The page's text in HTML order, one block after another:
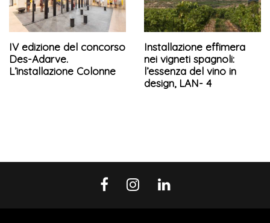
IV edizione del concorso
Des-Adarve.
L’installazione Colonne
Installazione effimera
nei vigneti spagnoli:
l’essenza del vino in
design, LAN- 4